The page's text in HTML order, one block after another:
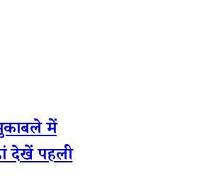
में
देखें पहली